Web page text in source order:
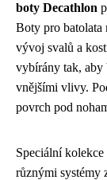
boty Decathlon
Boty pro batolata
vývoj svalů a
vybírány tak, aby
vnějšími vlivy.
povrch pod
Speciální kolekce
různými systémy